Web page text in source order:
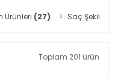
Ürünleri (27) Saç
Toplam 201 ürün